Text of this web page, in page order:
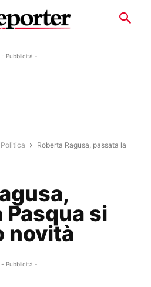
- Pubblicità -
Roberta Ragusa, passata la
Pasqua si
novità
- Pubblicità -